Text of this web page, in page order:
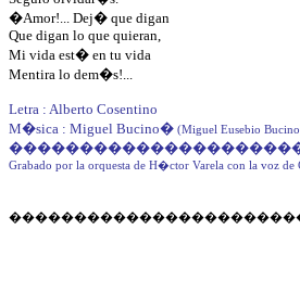
�Amor!... Dej� que digan
Que digan lo que quieran,
Mi vida est� en tu vida
Mentira lo dem�s!...
Letra : Alberto Cosentino
M�sica : Miguel Bucino� (Miguel Eusebio
Grabado por la orquesta de H�ctor Varela con la voz